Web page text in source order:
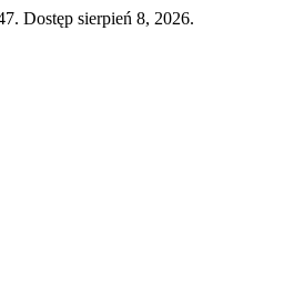
Dostęp sierpień 8, 2026.